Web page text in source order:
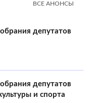
ВСЕ АНОНСЫ
депутатов
депутатов
и спорта